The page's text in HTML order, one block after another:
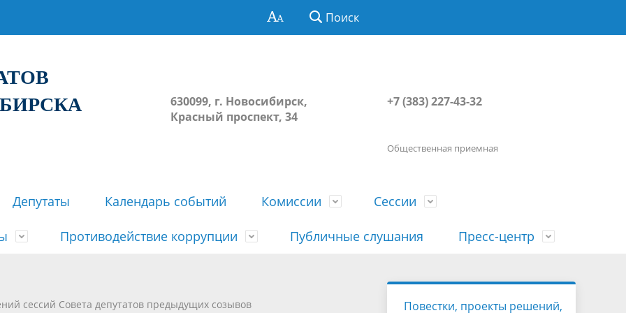
Поиск
630099, г. Новосибирск,
Красный проспект, 34
+7 (383) 227-43-32
Общественная приемная
История
Депутаты Календарь событий Комиссии Сессии
решений сессий Совета
недействующими решений Совета
Порядок посещения сессии
гражданами
Противодействие коррупции
Сведения о доходах, расходах, об
имуществе, обязательствах
Публичные слушания Пресс-центр
Наша "Прямая линия"
сессий Совета депутатов предыдущих созывов
Повестки, проекты решений,